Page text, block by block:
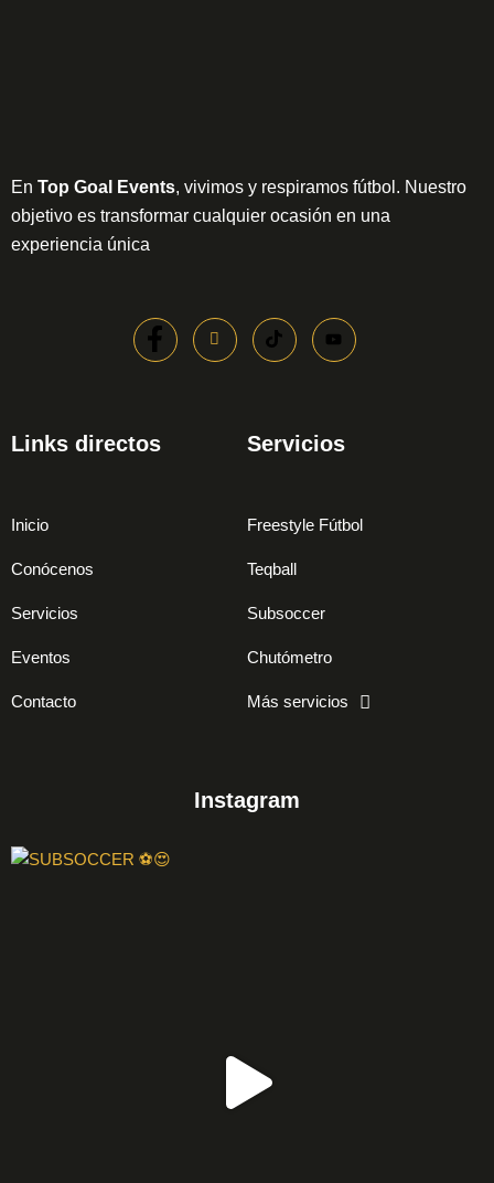
En Top Goal Events, vivimos y respiramos fútbol. Nuestro
objetivo es transformar cualquier ocasión en una
experiencia única
Links directos
Inicio
Conócenos
Servicios
Eventos
Contacto
Servicios
Freestyle Fútbol
Teqball
Subsoccer
Chutómetro
Más servicios
Instagram